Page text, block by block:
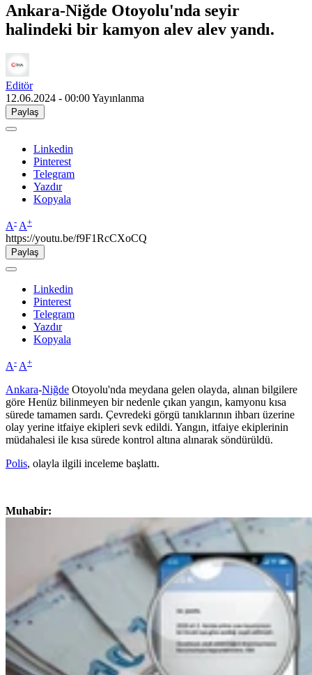
Ankara-Niğde Otoyolu'nda seyir
halindeki bir kamyon alev alev yandı.
Editör
12.06.2024 - 00:00Yayınlanma
Paylaş
Linkedin
Pinterest
Telegram
Yazdır
Kopyala
A- A+
https://youtu.be/f9F1RcCXoCQ
Paylaş
Linkedin
Pinterest
Telegram
Yazdır
Kopyala
A- A+
Ankara-Niğde Otoyolu'nda meydana gelen olayda, alınan bilgilere
göre Henüz bilinmeyen bir nedenle çıkan yangın, kamyonu kısa
sürede tamamen sardı. Çevredeki görgü tanıklarının ihbarı üzerine
olay yerine itfaiye ekipleri sevk edildi. Yangın, itfaiye ekiplerinin
müdahalesi ile kısa sürede kontrol altına alınarak söndürüldü.
Polis, olayla ilgili inceleme başlattı.
Muhabir: